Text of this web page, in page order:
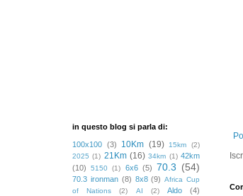
in questo blog si parla di:
100x100 (3) 10Km (19) 15km
(2)
2025 (1) 21Km (16) 34km (1) 42km
(10)
5150 (1) 6x6 (5) 70.3 (54)
70.3 ironman (8) 8x8 (9) Africa Cup
of Nations
(2) AI (2) Aldo (4)